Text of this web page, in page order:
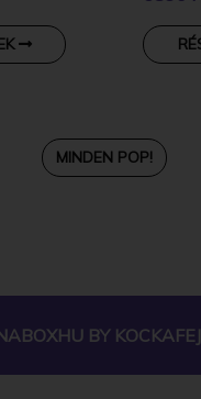
MINDEN POP!
BY